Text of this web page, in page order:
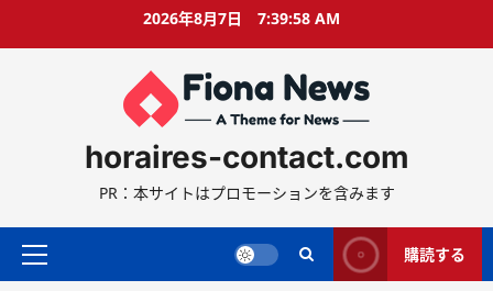
2026年8月7日 7:39:59 AM
horaires-contact.com
PR：本サイトはプロモーションを含みます
プ
購読する